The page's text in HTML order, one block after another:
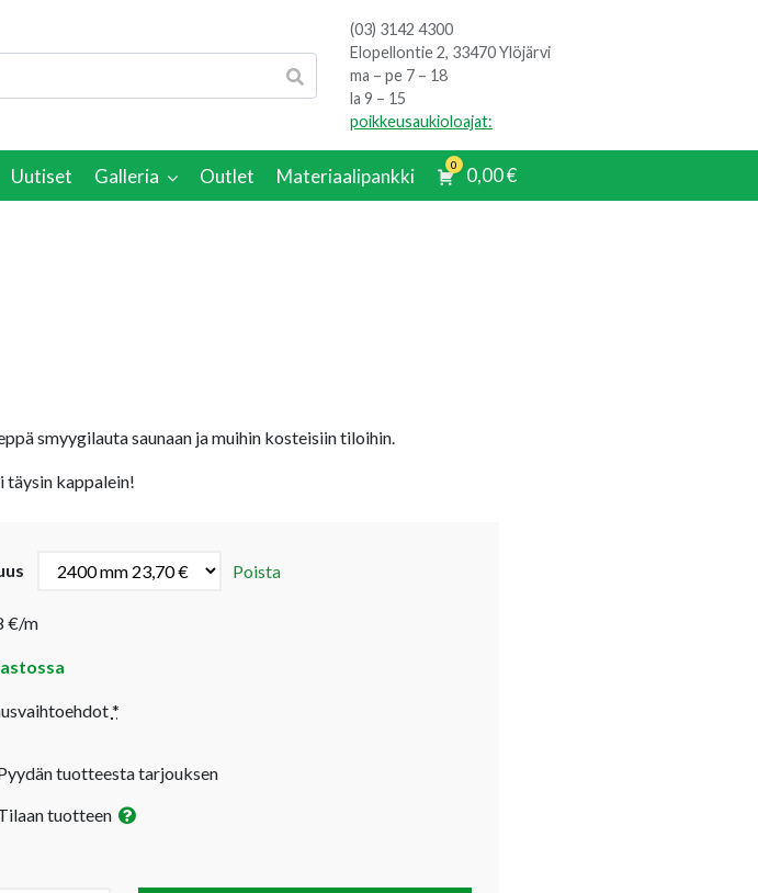
(03) 3142 4300
Elopellontie 2, 33470 Ylöjärvi
ma – pe 7 – 18
la 9 – 15
poikkeusaukioloajat:
Uutiset Galleria Outlet Materiaalipankki 0 0,00€
smyygilauta saunaan ja muihin kosteisiin tiloihin.
täysin kappalein!
Poista
€/m
*
tuotteesta tarjouksen
tuotteen